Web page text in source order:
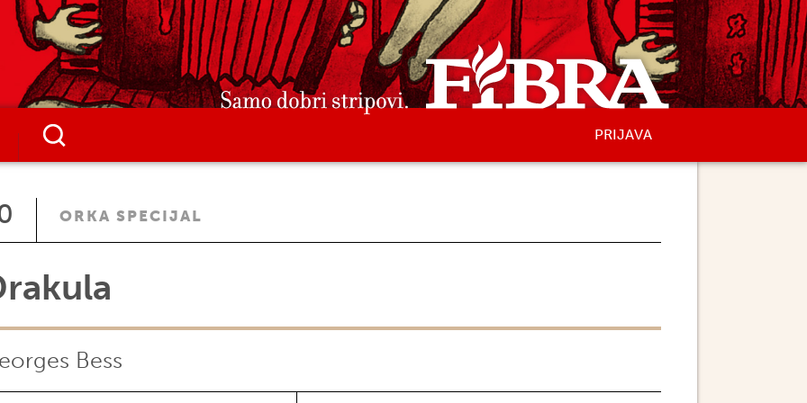
PRIJAVA
ORKA SPECIJAL
Bess